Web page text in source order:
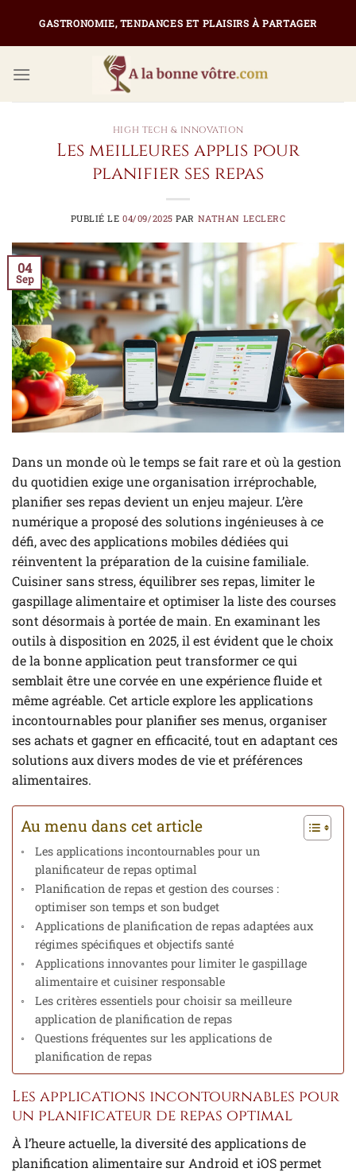
contenu
GASTRONOMIE, TENDANCES ET PLAISIRS À PARTAGER
HIGH TECH & INNOVATION
Les meilleures applis pour
planifier ses repas
PUBLIÉ LE04/09/2025 PAR NATHAN LECLERC
04
Sep
Dans un monde où le temps se fait rare et où la gestion
du quotidien exige une organisation irréprochable,
planifier ses repas devient un enjeu majeur. L’ère
numérique a proposé des solutions ingénieuses à ce
défi, avec des applications mobiles dédiées qui
réinventent la préparation de la cuisine familiale.
Cuisiner sans stress, équilibrer ses repas, limiter le
gaspillage alimentaire et optimiser la liste des courses
sont désormais à portée de main. En examinant les
outils à disposition en 2025, il est évident que le choix
de la bonne application peut transformer ce qui
semblait être une corvée en une expérience fluide et
même agréable. Cet article explore les applications
incontournables pour planifier ses menus, organiser
ses achats et gagner en efficacité, tout en adaptant ces
solutions aux divers modes de vie et préférences
alimentaires.
Au menu dans cet article
Les applications incontournables pour un
planificateur de repas optimal
Planification de repas et gestion des courses :
optimiser son temps et son budget
Applications de planification de repas adaptées aux
régimes spécifiques et objectifs santé
Applications innovantes pour limiter le gaspillage
alimentaire et cuisiner responsable
Les critères essentiels pour choisir sa meilleure
application de planification de repas
Questions fréquentes sur les applications de
planification de repas
Les applications incontournables pour
un planificateur de repas optimal
À l’heure actuelle, la diversité des applications de
planification alimentaire sur Android et iOS permet